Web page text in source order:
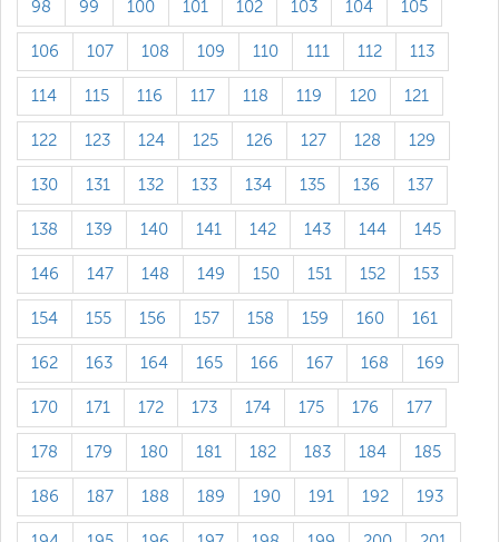
98 99 100 101 102 103 104 105
106 107 108 109 110 111 112 113
114 115 116 117 118 119 120 121
122 123 124 125 126 127 128 129
130 131 132 133 134 135 136 137
138 139 140 141 142 143 144 145
146 147 148 149 150 151 152 153
154 155 156 157 158 159 160 161
162 163 164 165 166 167 168 169
170 171 172 173 174 175 176 177
178 179 180 181 182 183 184 185
186 187 188 189 190 191 192 193